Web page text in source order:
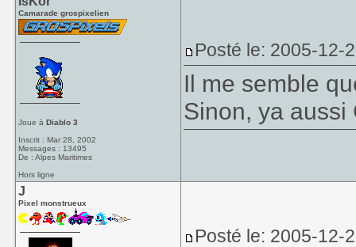
Camarade grospixelien
Joue àDiablo 3
Inscrit : Mar 28, 2002
Messages : 13495
De : Alpes Maritimes
Hors ligne
Posté le: 2005-12-
Il me semble
Sinon, ya aussi
J
Pixel monstrueux
Posté le: 2005-12-